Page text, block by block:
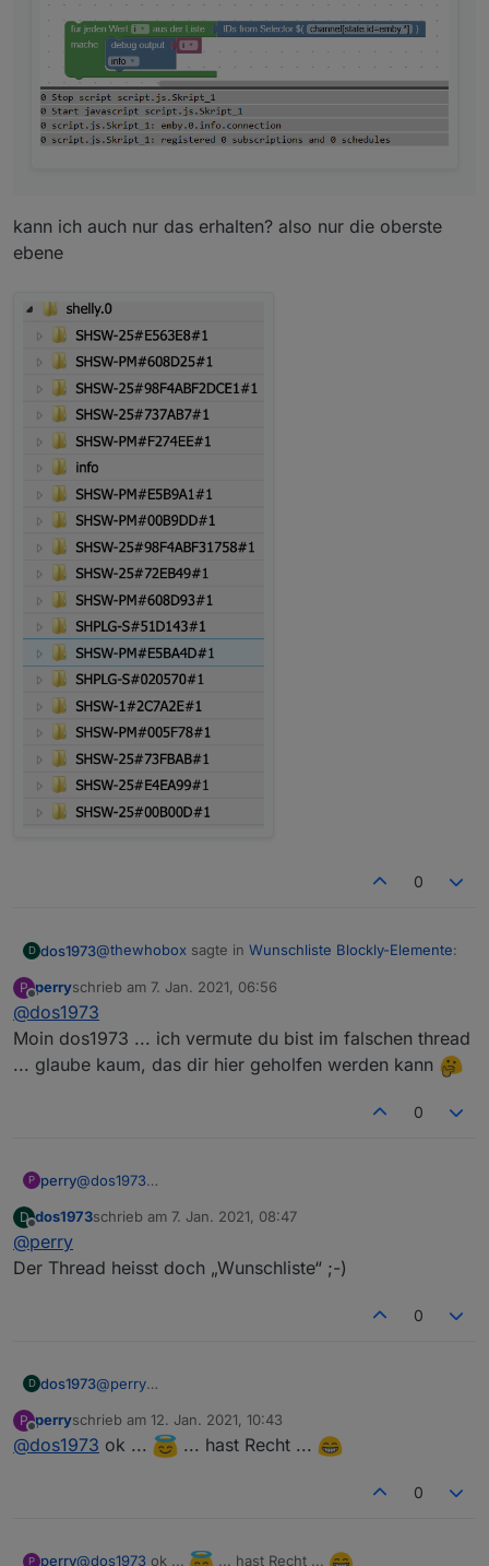
kann ich auch nur das erhalten? also nur die oberste
ebene
0
D dos1973@thewhobox sagte in Wunschliste Blockly-Elemente:
alle IDs als Array zurück)
kann ich auch nur das erhalten? also nur die oberste
ebene
P
Offline
perryschrieb am 7. Jan. 2021, 06:56
zuletzt editiert von
@dos1973
Moin dos1973 ... ich vermute du bist im falschen thread
... glaube kaum, das dir hier geholfen werden kann
0
P perry@dos1973
... glaube kaum, das dir hier geholfen werden kann
D dos1973schrieb am 7. Jan. 2021, 08:47
zuletzt editiert von
@perry
Der Thread heisst doch „Wunschliste“ ;-)
0
D dos1973@perry
P
Offline
perryschrieb am 12. Jan. 2021, 10:43
zuletzt editiert von
@dos1973 ok ... ... hast Recht ...
0
P perry@dos1973 ok ... ... hast Recht ...